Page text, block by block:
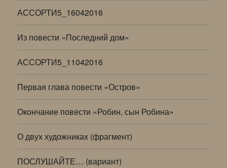
АССОРТИ5_16042016
Из повести «Последний дом»
АССОРТИ5_11042016
Первая глава повести «Остров»
Окончание повести «Робин, сын Робина»
О двух художниках (фрагмент)
ПОСЛУШАЙТЕ… (вариант)